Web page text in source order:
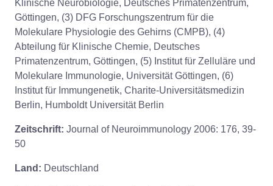
Klinische Neurobiologie, Deutsches Primatenzentrum,
Göttingen, (3) DFG Forschungszentrum für die
Molekulare Physiologie des Gehirns (CMPB), (4)
Abteilung für Klinische Chemie, Deutsches
Primatenzentrum, Göttingen, (5) Institut für Zelluläre und
Molekulare Immunologie, Universität Göttingen, (6)
Institut für Immungenetik, Charite-Universitätsmedizin
Berlin, Humboldt Universität Berlin
Zeitschrift: Journal of Neuroimmunology 2006: 176, 39-
50
Land: Deutschland